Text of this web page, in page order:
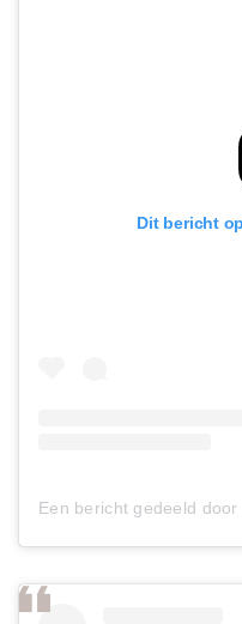
Dit bericht
Een bericht gedeeld